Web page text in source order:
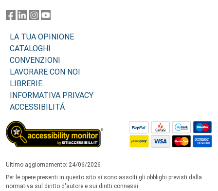
LA TUA OPINIONE
CATALOGHI
CONVENZIONI
LAVORARE CON NOI
LIBRERIE
INFORMATIVA PRIVACY
ACCESSIBILITÁ
Ultimo aggiornamento: 24/06/2026
Per le opere presenti in questo sito si sono assolti gli obblighi previsti dalla
normativa sul diritto d'autore e sui diritti connessi.